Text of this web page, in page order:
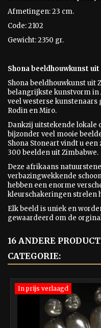
Afmetingen: 23 cm.
Code: 2102
Gewicht: 2350 gr.
Shona beeldhouwkunst
Shona beeldhouwkunst uit
belangrijkste kunstvorm in
veel westerse kunstenaars
Rodin en Miro.
Dankzij uitstekende lokale
bijzonder veel mooie
Shona Stoneart vindt u
300 beelden uit Zimbabwe.
Deze afrikaans
verbazingwekkende
hebben een enorme
kleurschakeringen strelen
Elk beeld is uniek en
gewaardeerd om de
16 ANDERE
CATEGORIE:
In prijs verlaagd